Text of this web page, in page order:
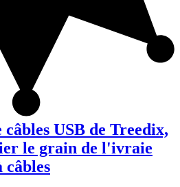
USB de Treedix,
le grain de l'ivraie
câbles